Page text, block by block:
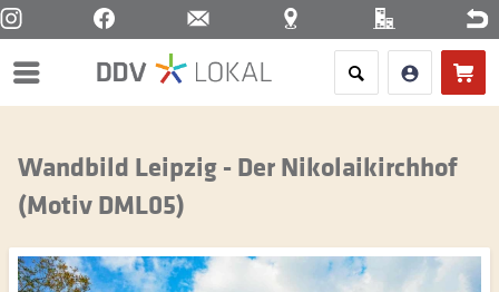
Menü
Wandbild Leipzig - Der Nikolaikirchhof
(Motiv DML05)